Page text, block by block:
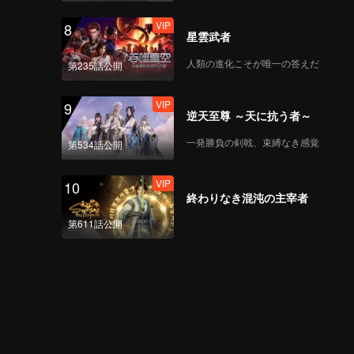
8
第235話公開
VIP
星雲武者
人類の進化こそが唯一の答えだ
9
第534話公開
VIP
逆天至尊 ～天に抗う者～
一発勝負の剣戟、束縛なき感覚
10
第611話公開
VIP
終わりなき混沌の主宰者